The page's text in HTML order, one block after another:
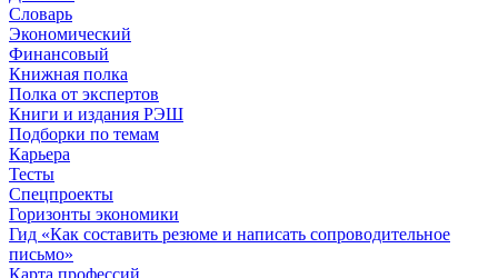
Словарь
Экономический
Финансовый
Книжная полка
Полка от экспертов
Книги и издания РЭШ
Подборки по темам
Карьера
Тесты
Спецпроекты
Горизонты экономики
Гид «Как составить резюме и написать сопроводительное
письмо»
Карта профессий